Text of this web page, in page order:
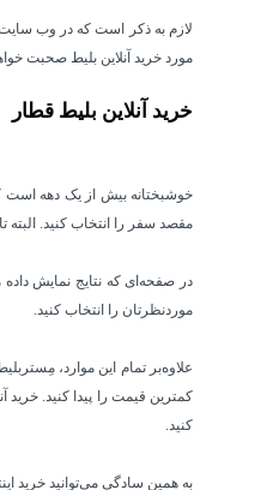
لازم به ذکر است که در وب سایت
مورد خرید آنلاین بلیط صحبت
خرید آنلاین بلیط قطار
خوشبختانه بیش از یک دهه است
مقصد سفر را انتخاب کنید. البته
در صفحه‌ای که نتایج نمایش
موردنظرتان را انتخاب کنید.
علاوه‌بر تمام این موارد،
کمترین قیمت را پیدا کنید.
کنید.
به همین سادگی می‌توانید خرید